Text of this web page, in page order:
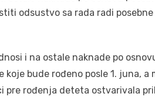
odsustvo sa rada radi
i na ostale naknade po
koje bude rođeno posle 1. juna,
pre rođenja deteta ostvarivala